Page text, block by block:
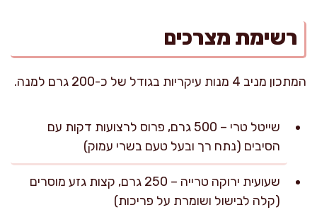
רשימת מצרכים
המתכון מניב 4 מנות עיקריות בגודל של כ-200 גרם למנה.
שייטל טרי – 500 גרם, פרוס לרצועות דקות עם
הסיבים (נתח רך ובעל טעם בשרי עמוק)
שעועית ירוקה טרייה – 250 גרם, קצות גזע מוסרים
(קלה לבישול ושומרת על פריכות)